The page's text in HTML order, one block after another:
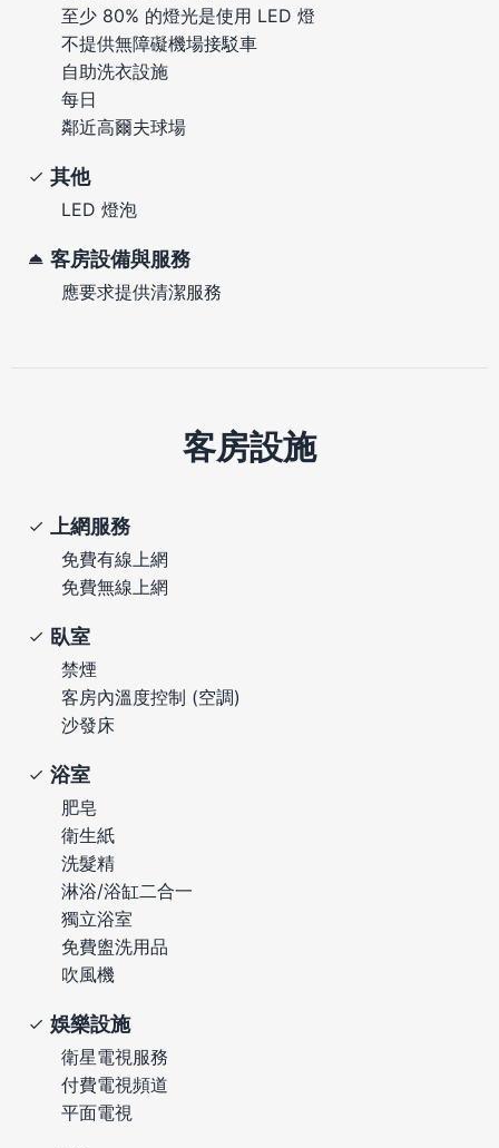
至少 80% 的燈光是使用 LED 燈
不提供無障礙機場接駁車
自助洗衣設施
每日
鄰近高爾夫球場
其他
LED 燈泡
客房設備與服務
應要求提供清潔服務
客房設施
上網服務
免費有線上網
免費無線上網
臥室
禁煙
客房內溫度控制 (空調)
沙發床
浴室
肥皂
衛生紙
洗髮精
淋浴/浴缸二合一
獨立浴室
免費盥洗用品
吹風機
娛樂設施
衛星電視服務
付費電視頻道
平面電視